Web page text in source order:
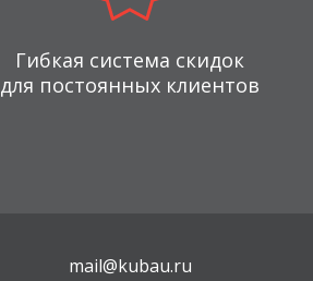
Гибкая система скидок
для постоянных клиентов
mail@kubau.ru